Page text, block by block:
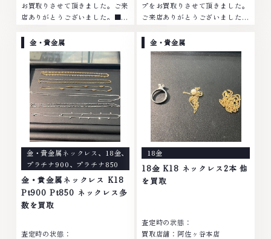
お買取りさせて頂きました。ご来
店ありがとうございました。■地
イヤモンド ブランド品 ブランド
衣類 お酒買取りのことなら、お
任せくださいなかでも金・プラチ
ナ等のアクセサリー・貴金属・宝
石・ダイヤモンド・ジュエリーや
ブランド品・時計等は特に自信を
持って、高額査定を実現しており
ます。 古くて使わなくなってし
まったアクセサリー、動かなくな
ってしまった腕時計、多くのお品
物の高価買取りを実現しており、
他店ではお値段の付かなかったお
品物でも、一点一点丁寧に無料で
査定します。お気軽にご連絡くだ
さい。TEL: 0120-959-764営
業時間: 10:00～19:00定休日: 年
プをお買取りさせて頂きました。
ご来店ありがとうございました。
ナ ダイヤモンド ブランド品 ブラ
ンド衣類 お酒買取りのことな
ら、お任せくださいなかでも金・
プラチナ等のアクセサリー・貴金
属・宝石・ダイヤモンド・ジュエ
リーや ブランド品・時計等は特
に自信を持って、高額査定を実現
しております。 古くて使わなく
なってしまったアクセサリー、動
かなくなってしまった腕時計、多
くのお品物の高価買取りを実現し
ており、他店ではお値段の付かな
かったお品物でも、一点一点丁寧
19:00定休日: 年中無休
金・貴金属
金・貴金属ネックレス 、 18金、
プラチナ900、 プラチナ850
金・貴金属ネックレス K18
Pt900 Pt850 ネックレス多
数を買取
査定時の状態：
金・貴金属
18金
18金 K18 ネックレス2本 他
を買取
査定時の状態：
買取店舗：阿佐ヶ谷本店